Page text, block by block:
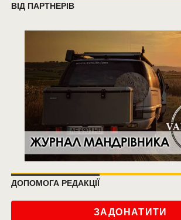
ВІД ПАРТНЕРІВ
ДОПОМОГА РЕДАКЦІЇ
ЗАДОНАТИТИ